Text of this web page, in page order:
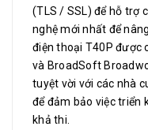
(TLS / SSL) để hỗ trợ
nghệ mới nhất để
điện thoại T40P được
và BroadSoft
tuyệt vời với các nhà
để đảm bảo việc triển
khả thi.